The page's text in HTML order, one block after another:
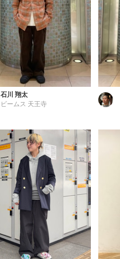
石川 翔太
ビームス 天王寺